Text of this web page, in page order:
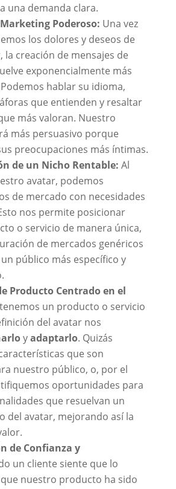
una demanda clara.
Poderoso: Una vez
los dolores y deseos de
la creación de mensajes de
exponencialmente más
hablar su idioma,
que entienden y resaltar
más valoran. Nuestro
más persuasivo porque
preocupaciones más íntimas.
de un Nicho Rentable: Al
avatar, podemos
de mercado con necesidades
nos permite posicionar
o servicio de manera única,
de mercados genéricos
público más específico y
Producto Centrado en el
un producto o servicio
del avatar nos
yadaptarlo. Quizás
que son
nuestro público, o, por el
oportunidades para
que resuelvan un
del avatar, mejorando así la
de Confianza y
un cliente siente que lo
nuestro producto ha sido